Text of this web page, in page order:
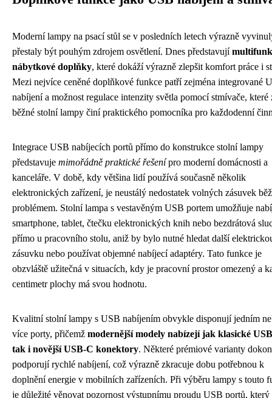
Moderní lampy na psací stůl se v posledních letech výrazně
přestaly být pouhým zdrojem osvětlení. Dnes představují
nábytkové doplňky, které dokáží výrazně zlepšit komfort práce i
Mezi nejvíce ceněné doplňkové funkce patří zejména integrované
nabíjení a možnost regulace intenzity světla pomocí stmívače, které
běžné stolní lampy činí praktického pomocníka pro každodenní
Integrace USB nabíjecích portů přímo do konstrukce stolní lampy
představuje mimořádně praktické řešenípro moderní domácnosti a
kanceláře. V době, kdy většina lidí používá současně několik
elektronických zařízení, je neustálý nedostatek volných zásuvek
problémem. Stolní lampa s vestavěným USB portem umožňuje
smartphone, tablet, čtečku elektronických knih nebo bezdrátová
přímo u pracovního stolu, aniž by bylo nutné hledat další
zásuvku nebo používat objemné nabíjecí adaptéry. Tato funkce je
obzvláště užitečná v situacích, kdy je pracovní prostor omezený a
centimetr plochy má svou hodnotu.
Kvalitní stolní lampy s USB nabíjením obvykle disponují jedním
více porty, přičemž modernější modely nabízejí jak klasické
tak i novější USB-C konektory. Některé prémiové varianty
podporují rychlé nabíjení, což výrazně zkracuje dobu potřebnou k
doplnění energie v mobilních zařízeních. Při výběru lampy s touto
je důležité věnovat pozornost výstupnímu proudu USB portů, který